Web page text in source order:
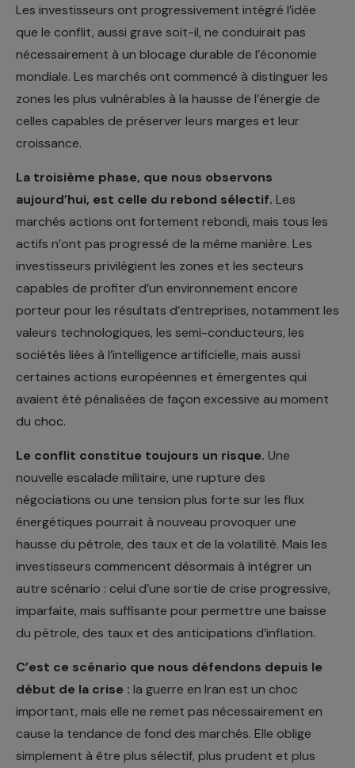
Les investisseurs ont progressivement intégré l’idée
que le conflit, aussi grave soit-il, ne conduirait pas
nécessairement à un blocage durable de l’économie
mondiale. Les marchés ont commencé à distinguer les
zones les plus vulnérables à la hausse de l’énergie de
celles capables de préserver leurs marges et leur
croissance.
La troisième phase, que nous observons
aujourd’hui, est celle du rebond sélectif. Les
marchés actions ont fortement rebondi, mais tous les
actifs n’ont pas progressé de la même manière. Les
investisseurs privilégient les zones et les secteurs
capables de profiter d’un environnement encore
porteur pour les résultats d’entreprises, notamment les
valeurs technologiques, les semi-conducteurs, les
sociétés liées à l’intelligence artificielle, mais aussi
certaines actions européennes et émergentes qui
avaient été pénalisées de façon excessive au moment
du choc.
Le conflit constitue toujours un risque. Une
nouvelle escalade militaire, une rupture des
négociations ou une tension plus forte sur les flux
énergétiques pourrait à nouveau provoquer une
hausse du pétrole, des taux et de la volatilité. Mais les
investisseurs commencent désormais à intégrer un
autre scénario : celui d’une sortie de crise progressive,
imparfaite, mais suffisante pour permettre une baisse
du pétrole, des taux et des anticipations d’inflation.
C’est ce scénario que nous défendons depuis le
début de la crise : la guerre en Iran est un choc
important, mais elle ne remet pas nécessairement en
cause la tendance de fond des marchés. Elle oblige
simplement à être plus sélectif, plus prudent et plus